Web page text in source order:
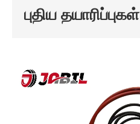
புதிய தயாரிப்புகள்